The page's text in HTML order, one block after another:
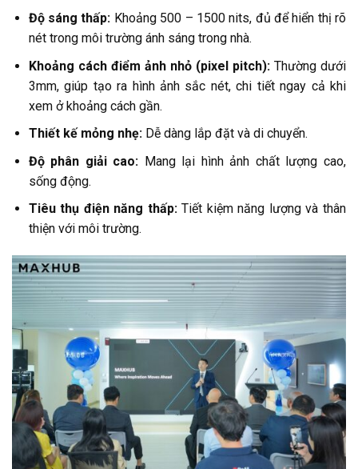
Độ sáng thấp: Khoảng 500 – 1500 nits, đủ để hiển thị rõ
nét trong môi trường ánh sáng trong nhà.
Khoảng cách điểm ảnh nhỏ (pixel pitch):Thường dưới
3mm, giúp tạo ra hình ảnh sắc nét, chi tiết ngay cả khi
xem ở khoảng cách gần.
Thiết kế mỏng nhẹ:Dễ dàng lắp đặt và di chuyển.
Độ phân giải cao: Mang lại hình ảnh chất lượng cao,
sống động.
Tiêu thụ điện năng thấp:Tiết kiệm năng lượng và thân
thiện với môi trường.